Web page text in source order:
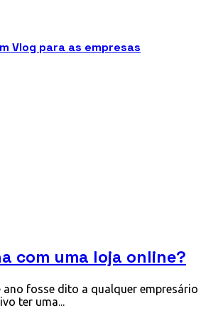
Vlog para as empresas
com uma loja online?
ano fosse dito a qualquer empresário
ter uma...